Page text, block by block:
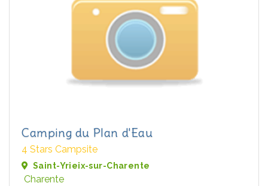
Camping du Plan d'Eau
4 Stars Campsite
Saint-Yrieix-sur-Charente
Charente